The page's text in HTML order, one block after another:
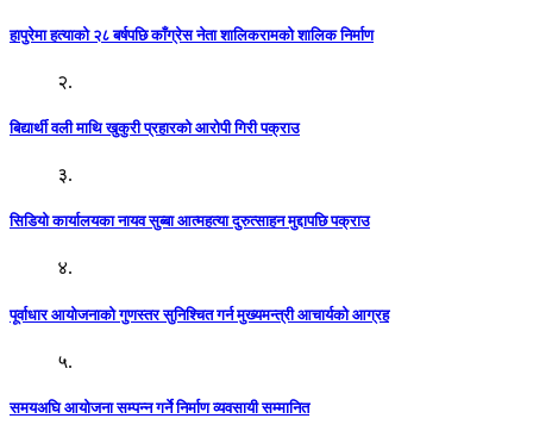
हापुरेमा हत्याको २८ बर्षपछि काँग्रेस नेता शालिकरामको शालिक निर्माण
२.
बिद्यार्थी वली माथि खुकुरी प्रहारको आरोपी गिरी पक्राउ
३.
सिडियो कार्यालयका नायव सुब्बा आत्महत्या दुरुत्साहन मुद्दापछि पक्राउ
४.
पूर्वाधार आयोजनाको गुणस्तर सुनिश्चित गर्न मुख्यमन्त्री आचार्यको आग्रह
५.
समयअघि आयोजना सम्पन्न गर्ने निर्माण व्यवसायी सम्मानित